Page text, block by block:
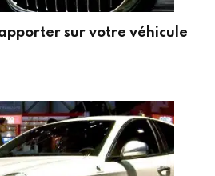
sur votre véhicule